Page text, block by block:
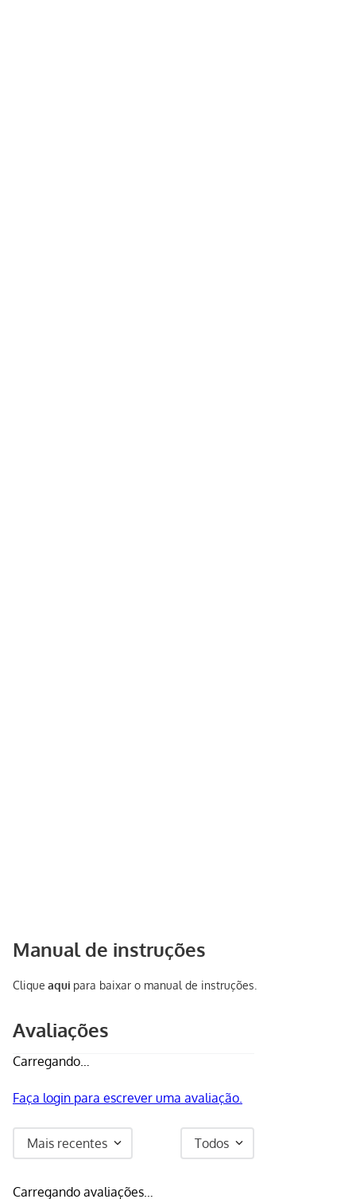
Manual de instruções
Clique aqui para baixar o manual de instruções.
Avaliações
Carregando…
Faça login para escrever uma avaliação.
Mais recentes Todos
Carregando avaliações…